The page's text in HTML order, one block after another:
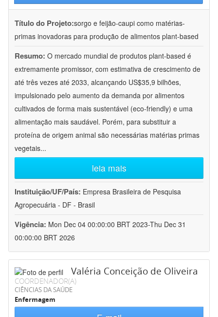
Título do Projeto:sorgo e feijão-caupi como matérias-
primas inovadoras para produção de alimentos plant-based
Resumo: O mercado mundial de produtos plant-based é
extremamente promissor, com estimativa de crescimento de
até três vezes até 2033, alcançando US$35,9 bilhões,
impulsionado pelo aumento da demanda por alimentos
cultivados de forma mais sustentável (eco-friendly) e uma
alimentação mais saudável. Porém, para substituir a
proteína de origem animal são necessárias matérias primas
vegetais...
leia mais
Instituição/UF/País: Empresa Brasileira de Pesquisa
Agropecuária - DF - Brasil
Vigência: Mon Dec 04 00:00:00 BRT 2023-Thu Dec 31
00:00:00 BRT 2026
Valéria Conceição de Oliveira
COORDENADOR(A)
CIÊNCIAS DA SAÚDE
Enfermagem